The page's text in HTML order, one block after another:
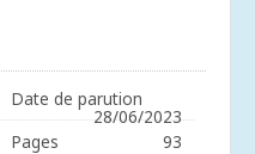
Date de parution
28/06/2023
Pages
93